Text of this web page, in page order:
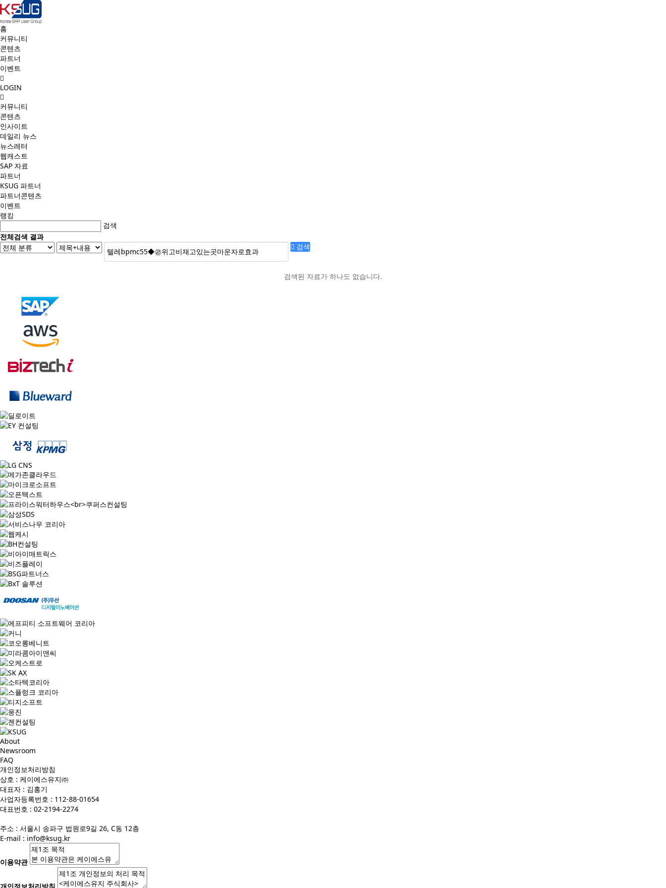
홈
커뮤니티
콘텐츠
파트너
이벤트
LOGIN
커뮤니티
콘텐츠
인사이트
데일리 뉴스
뉴스레터
웹캐스트
SAP 자료
파트너
KSUG 파트너
파트너콘텐츠
이벤트
랭킹
검색
전체검색 결과
검색
검색된 자료가 하나도 없습니다.
About
Newsroom
FAQ
개인정보처리방침
상호 : 케이에스유지㈜
대표자 : 김홍기
사업자등록번호 : 112-88-01654
대표번호 : 02-2194-2274
주소 : 서울시 송파구 법원로9길 26, C동 12층
E-mail : info@ksug.kr
이용약관
개인정보처리방침